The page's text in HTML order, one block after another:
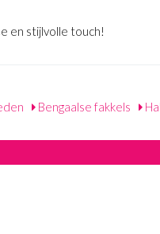
en stijlvolle touch!
Bengaalse fakkels